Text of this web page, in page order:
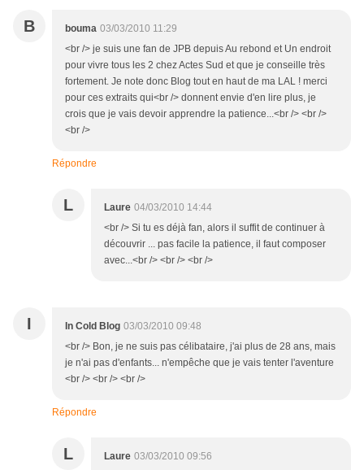
B bouma 03/03/2010 11:29
<br /> je suis une fan de JPB depuis Au rebond et Un endroit
pour vivre tous les 2 chez Actes Sud et que je conseille très
fortement. Je note donc Blog tout en haut de ma LAL ! merci
pour ces extraits qui<br /> donnent envie d'en lire plus, je
crois que je vais devoir apprendre la patience...<br /> <br />
<br />
Répondre
L Laure 04/03/2010 14:44
<br /> Si tu es déjà fan, alors il suffit de continuer à
découvrir ... pas facile la patience, il faut composer
avec...<br /> <br /> <br />
I In Cold Blog 03/03/2010 09:48
<br /> Bon, je ne suis pas célibataire, j'ai plus de 28 ans, mais
je n'ai pas d'enfants... n'empêche que je vais tenter l'aventure
<br /> <br /> <br />
Répondre
L Laure 03/03/2010 09:56